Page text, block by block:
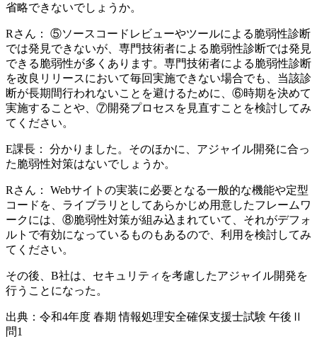
省略できないでしょうか。
Rさん：
⑤ソースコードレビューやツールによる脆弱性診断
では発見できないが、専門技術者による脆弱性診断では発見
できる脆弱性が多くあります。専門技術者による脆弱性診断
を改良リリースにおいて毎回実施できない場合でも、当該診
断が長期間行われないことを避けるために、 ⑥時期を決めて
実施することや、 ⑦開発プロセスを見直すこと を検討してみ
てください。
E課長：
分かりました。そのほかに、アジャイル開発に合っ
た脆弱性対策はないでしょうか。
Rさん：
Webサイトの実装に必要となる一般的な機能や定型
コードを、ライブラリとしてあらかじめ用意したフレームワ
ークには、 ⑧脆弱性対策が組み込まれていて、それがデフォ
ルトで有効になっているものもあるので、利用を検討してみ
てください。
その後、B社は、セキュリティを考慮したアジャイル開発を
行うことになった。
出典：令和4年度 春期 情報処理安全確保支援士試験 午後Ⅱ
問1